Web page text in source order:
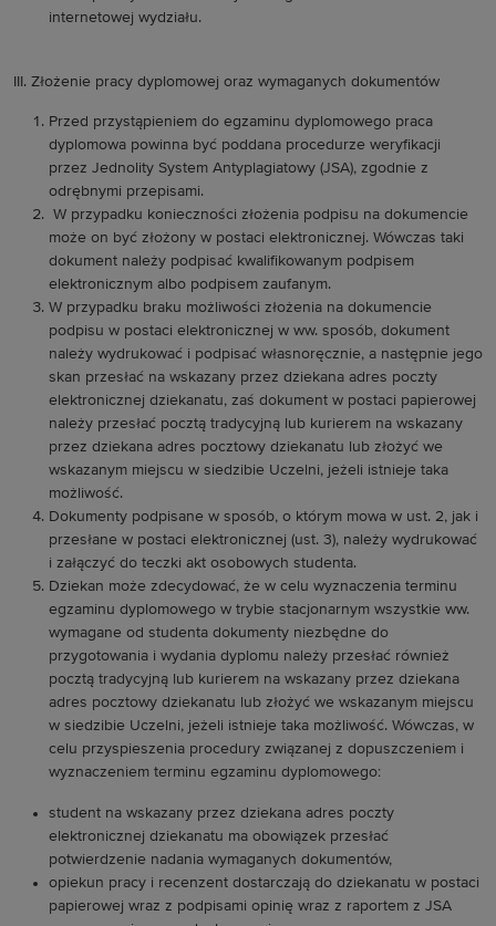
internetowej wydziału.
III. Złożenie pracy dyplomowej oraz wymaganych dokumentów
Przed przystąpieniem do egzaminu dyplomowego praca
dyplomowa powinna być poddana procedurze weryfikacji
przez Jednolity System Antyplagiatowy (JSA), zgodnie z
odrębnymi przepisami.
W przypadku konieczności złożenia podpisu na dokumencie
może on być złożony w postaci elektronicznej. Wówczas taki
dokument należy podpisać kwalifikowanym podpisem
elektronicznym albo podpisem zaufanym.
W przypadku braku możliwości złożenia na dokumencie
podpisu w postaci elektronicznej w ww. sposób, dokument
należy wydrukować i podpisać własnoręcznie, a następnie jego
skan przesłać na wskazany przez dziekana adres poczty
elektronicznej dziekanatu, zaś dokument w postaci papierowej
należy przesłać pocztą tradycyjną lub kurierem na wskazany
przez dziekana adres pocztowy dziekanatu lub złożyć we
wskazanym miejscu w siedzibie Uczelni, jeżeli istnieje taka
możliwość.
Dokumenty podpisane w sposób, o którym mowa w ust. 2, jak i
przesłane w postaci elektronicznej (ust. 3), należy wydrukować
i załączyć do teczki akt osobowych studenta.
Dziekan może zdecydować, że w celu wyznaczenia terminu
egzaminu dyplomowego w trybie stacjonarnym wszystkie ww.
wymagane od studenta dokumenty niezbędne do
przygotowania i wydania dyplomu należy przesłać również
pocztą tradycyjną lub kurierem na wskazany przez dziekana
adres pocztowy dziekanatu lub złożyć we wskazanym miejscu
w siedzibie Uczelni, jeżeli istnieje taka możliwość. Wówczas, w
celu przyspieszenia procedury związanej z dopuszczeniem i
wyznaczeniem terminu egzaminu dyplomowego:
student na wskazany przez dziekana adres poczty
elektronicznej dziekanatu ma obowiązek przesłać
potwierdzenie nadania wymaganych dokumentów,
opiekun pracy i recenzent dostarczają do dziekanatu w postaci
papierowej wraz z podpisami opinię wraz z raportem z JSA